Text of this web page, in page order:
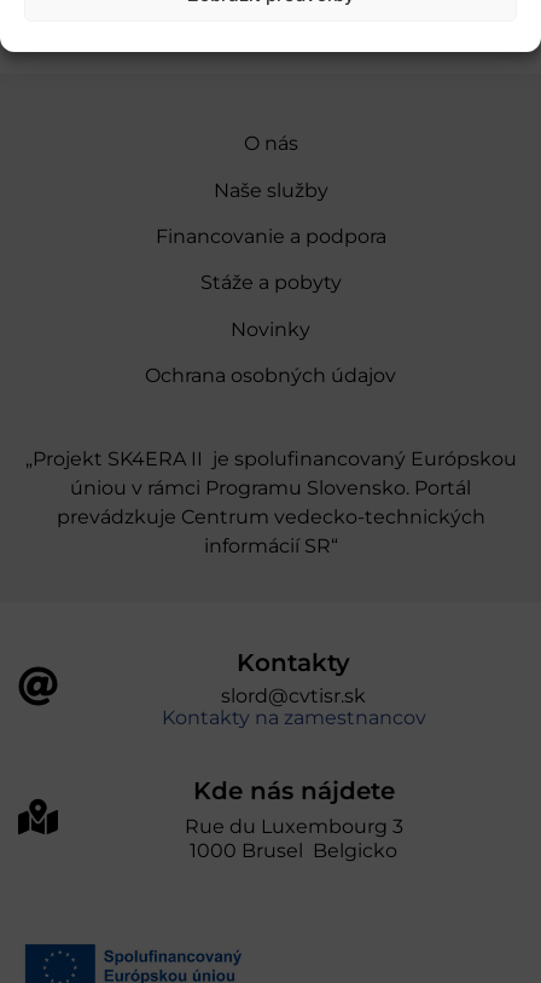
O nás
Naše služby
Financovanie a podpora
Stáže a pobyty
Novinky
Ochrana osobných údajov
„Projekt SK4ERA II je spolufinancovaný Európskou
úniou v rámci Programu Slovensko. Portál
prevádzkuje Centrum vedecko-technických
informácií SR“
Kontakty
slord@cvtisr.sk
Kontakty na zamestnancov
Kde nás nájdete
Rue du Luxembourg 3
1000 Brusel Belgicko